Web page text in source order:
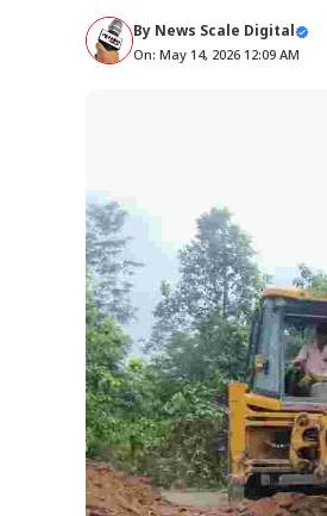
By News Scale Digital
On: May 14, 2026 12:09 AM